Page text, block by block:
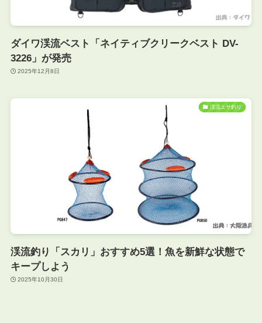
ダイワ渓流ベスト「ネイティブクリークベスト DV-
3226」が発売
2025年12月8日
渓流エサ釣り
渓流釣り「スカリ」おすすめ5選！魚を新鮮な状態で
キープしよう
2025年10月30日